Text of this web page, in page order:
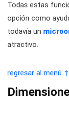
Todas estas
opción como
todavía un
atractivo.
regresar al menú ↑